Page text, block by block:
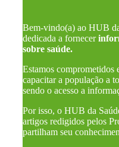
Bem-vindo(a) ao HUB
dedicada a fornecer
sobre saúde.
Estamos comprometidos
capacitar a população a
sendo o acesso a
Por isso, o HUB da
artigos redigidos pelos
partilham seu